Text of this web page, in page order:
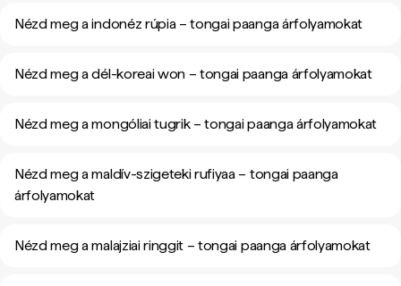
Nézd meg a indonéz rúpia – tongai paanga árfolyamokat
Nézd meg a dél-koreai won – tongai paanga árfolyamokat
Nézd meg a mongóliai tugrik – tongai paanga árfolyamokat
Nézd meg a maldív-szigeteki rufiyaa – tongai paanga
árfolyamokat
Nézd meg a malajziai ringgit – tongai paanga árfolyamokat